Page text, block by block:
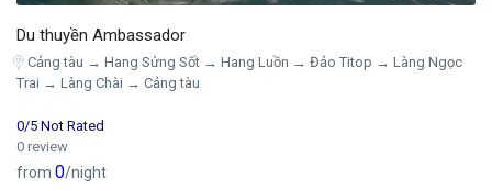
Du thuyền Ambassador
Cảng tàu → Hang Sửng Sốt → Hang Luồn → Đảo Titop → Làng Ngọc
Trai → Làng Chài → Cảng tàu
0/5 Not Rated
0 review
from 0/night